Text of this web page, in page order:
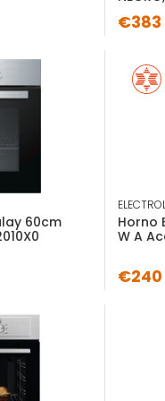
€383
60cm
Horno
W A
€240